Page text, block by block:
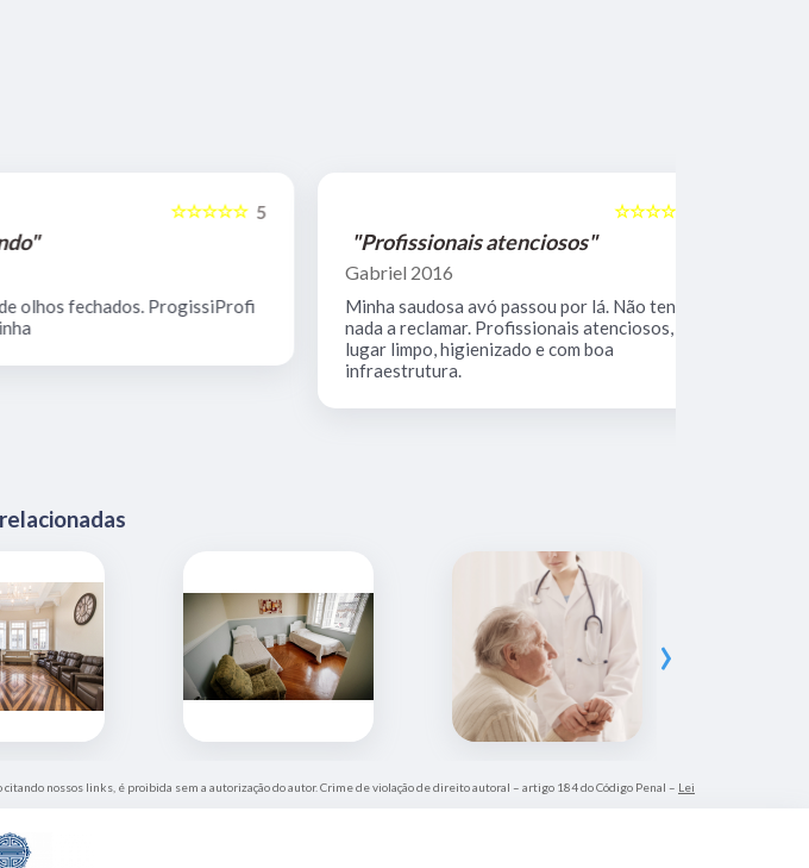
5
☆☆☆☆☆
ProgissiProfi
5
☆☆☆☆☆
"Profissionais atenciosos"
Gabriel 2016
Minha saudosa avó passou por lá. Não tenho
nada a reclamar. Profissionais atenciosos,
lugar limpo, higienizado e com boa
infraestrutura.
›
nossos links, é proibida sem a autorização do autor. Crime de violação de direito autoral – artigo 184 do Código Penal – Lei